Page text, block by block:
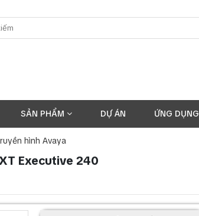
SẢN PHẨM DỰ ÁN ỨNG DỤNG
hình Avaya
Executive 240